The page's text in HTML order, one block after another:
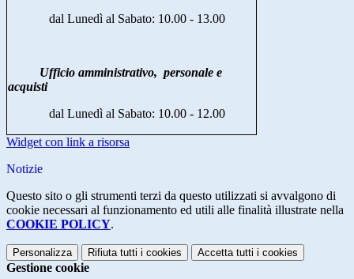
dal Lunedì al Sabato: 10.00 - 13.00
Ufficio amministrativo, personale e
acquisti
dal Lunedì al Sabato: 10.00 - 12.00
Widget con link a risorsa
Notizie
Questo sito o gli strumenti terzi da questo utilizzati si avvalgono di
cookie necessari al funzionamento ed utili alle finalità illustrate nella
COOKIE POLICY.
Personalizza Rifiuta tutti i cookies Accetta tutti i cookies
Gestione cookie